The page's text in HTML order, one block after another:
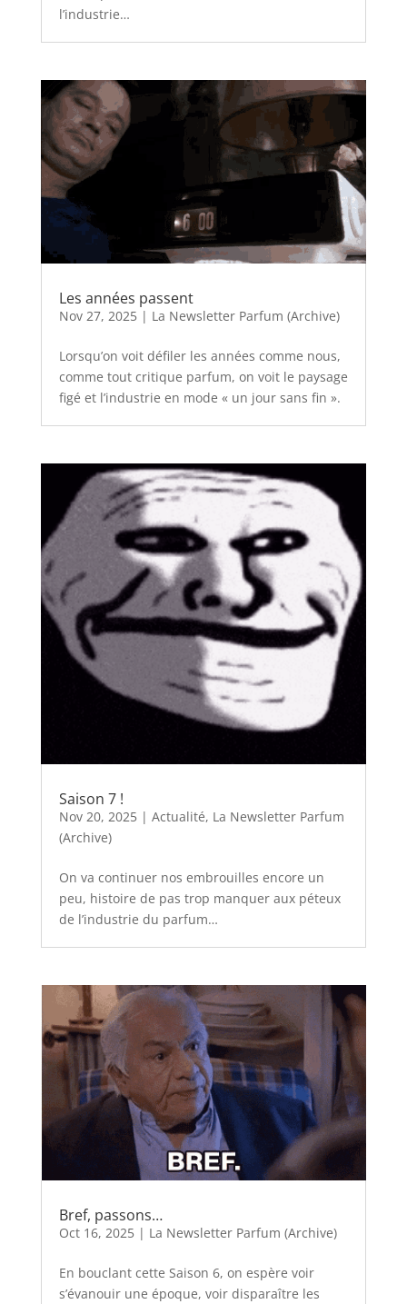
l’industrie…
Les années passent
Nov 27, 2025| La Newsletter Parfum (Archive)
Lorsqu’on voit défiler les années comme nous,
comme tout critique parfum, on voit le paysage
figé et l’industrie en mode « un jour sans fin ».
Saison 7 !
Nov 20, 2025| Actualité, La Newsletter Parfum
(Archive)
On va continuer nos embrouilles encore un
peu, histoire de pas trop manquer aux péteux
de l’industrie du parfum…
Bref, passons…
Oct 16, 2025| La Newsletter Parfum (Archive)
En bouclant cette Saison 6, on espère voir
s’évanouir une époque, voir disparaître les